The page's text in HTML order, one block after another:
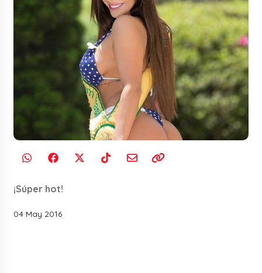
¡Súper hot!
04 May 2016